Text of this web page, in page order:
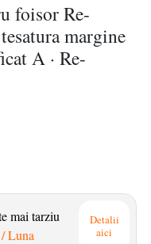
foisor Re-
margine
A · Re-
mai tarziu
/ Luna
Detalii
aici